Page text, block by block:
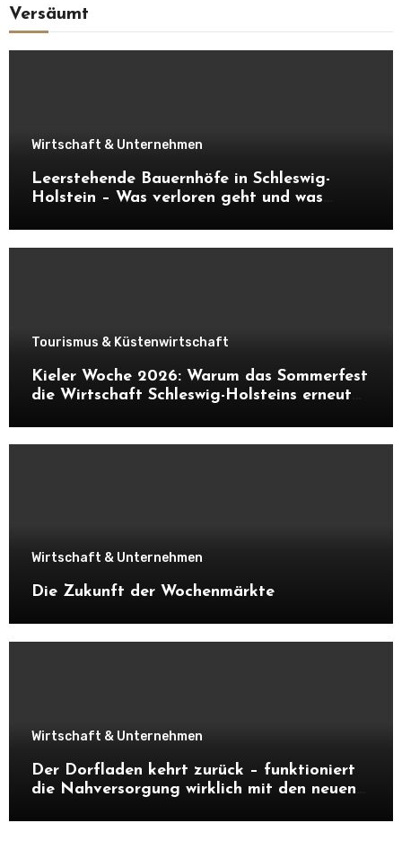
Versäumt
Wirtschaft & Unternehmen
Leerstehende Bauernhöfe in Schleswig-
Holstein – Was verloren geht und was
Tourismus & Küstenwirtschaft
Kieler Woche 2026: Warum das Sommerfest
die Wirtschaft Schleswig-Holsteins erneut
Wirtschaft & Unternehmen
Die Zukunft der Wochenmärkte
Wirtschaft & Unternehmen
Der Dorfladen kehrt zurück – funktioniert
die Nahversorgung wirklich mit den neuen